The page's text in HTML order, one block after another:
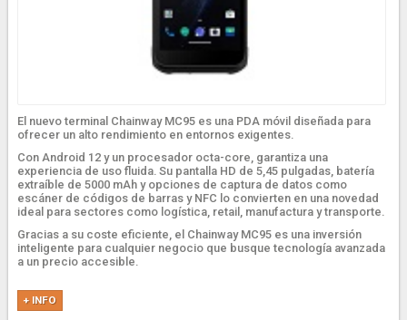
El nuevo terminal Chainway MC95 es una PDA móvil diseñada para
ofrecer un alto rendimiento en entornos exigentes.
Con Android 12 y un procesador octa-core, garantiza una
experiencia de uso fluida. Su pantalla HD de 5,45 pulgadas, batería
extraíble de 5000 mAh y opciones de captura de datos como
escáner de códigos de barras y NFC lo convierten en una novedad
ideal para sectores como logística, retail, manufactura y transporte.
Gracias a su coste eficiente, el Chainway MC95 es una inversión
inteligente para cualquier negocio que busque tecnología avanzada
a un precio accesible.
+ INFO